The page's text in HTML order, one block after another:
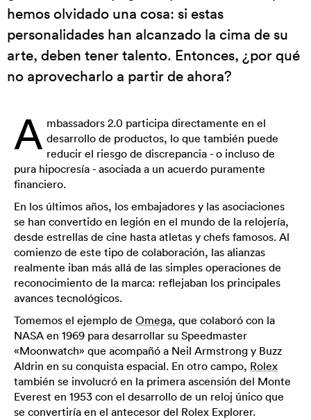
hemos olvidado una cosa: si estas
personalidades han alcanzado la cima de su
arte, deben tener talento. Entonces, ¿por qué
no aprovecharlo a partir de ahora?
A mbassadors 2.0 participa directamente en el
desarrollo de productos, lo que también puede
reducir el riesgo de discrepancia - o incluso de
pura hipocresía - asociada a un acuerdo puramente
financiero.
En los últimos años, los embajadores y las asociaciones
se han convertido en legión en el mundo de la relojería,
desde estrellas de cine hasta atletas y chefs famosos. Al
comienzo de este tipo de colaboración, las alianzas
realmente iban más allá de las simples operaciones de
reconocimiento de la marca: reflejaban los principales
avances tecnológicos.
Tomemos el ejemplo de Omega, que colaboró con la
NASA en 1969 para desarrollar su Speedmaster
«Moonwatch» que acompañó a Neil Armstrong y Buzz
Aldrin en su conquista espacial. En otro campo, Rolex
también se involucró en la primera ascensión del Monte
Everest en 1953 con el desarrollo de un reloj único que
se convertiría en el antecesor del Rolex Explorer.